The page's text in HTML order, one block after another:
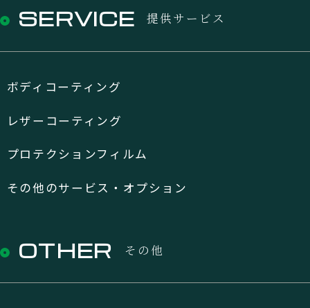
SERVICE 提供サービス
ボディコーティング
レザーコーティング
プロテクションフィルム
その他のサービス・オプション
OTHER その他